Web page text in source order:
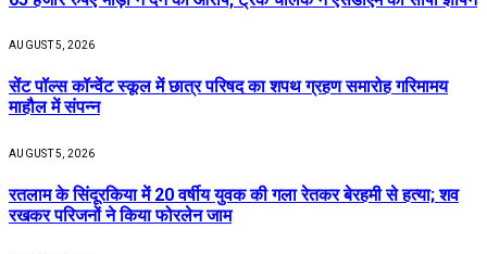
AUGUST 5, 2026
सेंट पॉल्स कॉन्वेंट स्कूल में छात्र परिषद का शपथ ग्रहण समारोह गरिमामय
माहौल में संपन्न
AUGUST 5, 2026
रतलाम के सिंदूरकिया में 20 वर्षीय युवक की गला रेतकर बेरहमी से हत्या; शव
रखकर परिजनों ने किया फोरलेन जाम